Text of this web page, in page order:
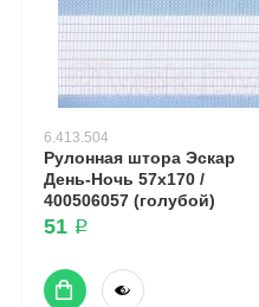
6.413.504
Рулонная штора Эскар
День-Ночь 57x170 /
400506057 (голубой)
51 ₽